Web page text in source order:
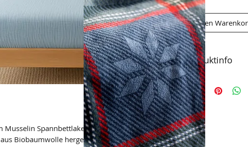
Musselin Spannbettlaken mit Gummizug im
Biobaumwolle hergestellt und sorgen für
In den
Produktinfo
Musselin
leichten Blaugrau
Passend zu
Pflegehinweis
geeignet